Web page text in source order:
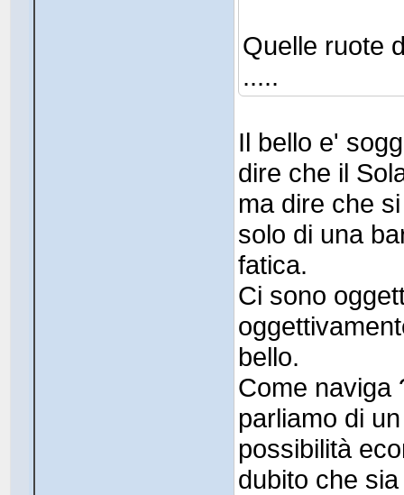
Quelle ruote
.....
Il bello e'
dire che il
ma dire che
solo di una
fatica.
Ci sono
bello.
Come naviga
parliamo di
possibilità
dubito che